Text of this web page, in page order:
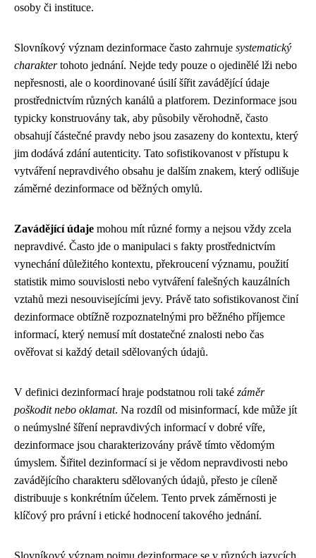
osoby či instituce.
Slovníkový význam dezinformace často zahrnuje systematický
charaktertohoto jednání. Nejde tedy pouze o ojedinělé lži nebo
nepřesnosti, ale o koordinované úsilí šířit zavádějící údaje
prostřednictvím různých kanálů a platforem. Dezinformace jsou
typicky konstruovány tak, aby působily věrohodně, často
obsahují částečné pravdy nebo jsou zasazeny do kontextu, který
jim dodává zdání autenticity. Tato sofistikovanost v přístupu k
vytváření nepravdivého obsahu je dalším znakem, který odlišuje
záměrné dezinformace od běžných omylů.
Zavádějící údaje mohou mít různé formy a nejsou vždy zcela
nepravdivé. Často jde o manipulaci s fakty prostřednictvím
vynechání důležitého kontextu, překroucení významu, použití
statistik mimo souvislosti nebo vytváření falešných kauzálních
vztahů mezi nesouvisejícími jevy. Právě tato sofistikovanost činí
dezinformace obtížně rozpoznatelnými pro běžného příjemce
informací, který nemusí mít dostatečné znalosti nebo čas
ověřovat si každý detail sdělovaných údajů.
V definici dezinformací hraje podstatnou roli také záměr
poškodit nebo oklamat. Na rozdíl od misinformací, kde může jít
o neúmyslné šíření nepravdivých informací v dobré víře,
dezinformace jsou charakterizovány právě tímto vědomým
úmyslem. Šiřitel dezinformací si je vědom nepravdivosti nebo
zavádějícího charakteru sdělovaných údajů, přesto je cíleně
distribuuje s konkrétním účelem. Tento prvek záměrnosti je
klíčový pro právní i etické hodnocení takového jednání.
Slovníkový význam pojmu dezinformace se v různých jazycích